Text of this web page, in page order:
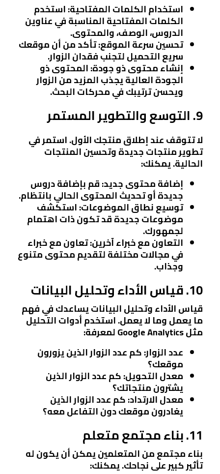
استخدام الكلمات المفتاحية: استخدم
الكلمات المفتاحية المناسبة في عناوين
الدروس، الوصف، والمحتوى.
تحسين سرعة الموقع: تأكد من أن موقعك
سريع التحميل لتجنب فقدان الزوار.
إنشاء محتوى ذو جودة: المحتوى ذو
الجودة العالية يجذب المزيد من الزوار
ويحسن ترتيبك في محركات البحث.
9. التوسع والتطوير المستمر
لا تتوقف عند إطلاق منتجك الأول. استمر في
تطوير منتجات جديدة وتحسين المنتجات
الحالية. يمكنك:
إضافة محتوى جديد: قم بإضافة دروس
جديدة أو تحديث المحتوى الحالي بانتظام.
توسيع نطاق الموضوعات: استكشف
موضوعات جديدة قد تكون ذات اهتمام
لجمهورك.
التعاون مع خبراء آخرين: تعاون مع خبراء
في مجالات مختلفة لتقديم محتوى متنوع
وجذاب.
10. قياس الأداء وتحليل البيانات
قياس الأداء وتحليل البيانات يساعدك في فهم
ما يعمل وما لا يعمل. استخدم أدوات التحليل
مثل Google Analytics لمعرفة:
عدد الزوار: كم عدد الزوار الذين يزورون
موقعك؟
معدل التحويل: كم عدد الزوار الذين
يشترون منتجاتك؟
معدل الارتداد: كم عدد الزوار الذين
يغادرون موقعك دون التفاعل معه؟
11. بناء مجتمع متعلم
بناء مجتمع من المتعلمين يمكن أن يكون له
تأثير كبير على نجاحك. يمكنك: